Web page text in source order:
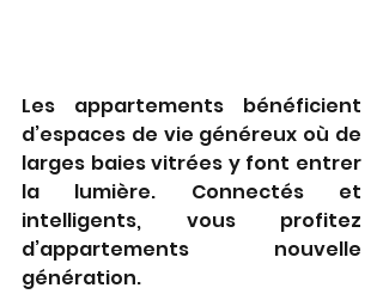
Les appartements bénéficient
d’espaces de vie généreux où de
larges baies vitrées y font entrer
la lumière. Connectés et
intelligents, vous profitez
d’appartements nouvelle
génération.